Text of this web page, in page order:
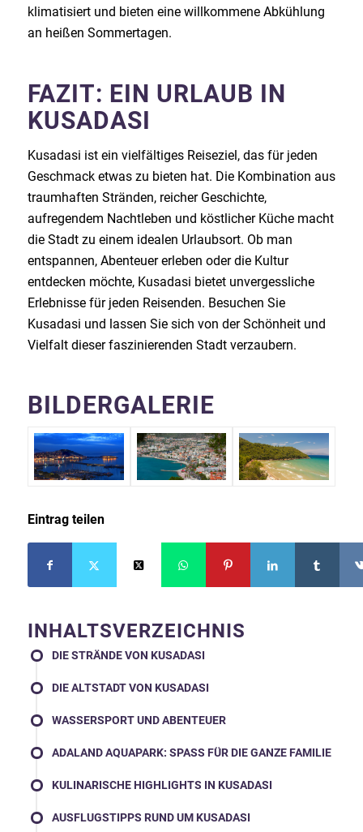
klimatisiert und bieten eine willkommene Abkühlung
an heißen Sommertagen.
FAZIT: EIN URLAUB IN
KUSADASI
Kusadasi ist ein vielfältiges Reiseziel, das für jeden
Geschmack etwas zu bieten hat. Die Kombination aus
traumhaften Stränden, reicher Geschichte,
aufregendem Nachtleben und köstlicher Küche macht
die Stadt zu einem idealen Urlaubsort. Ob man
entspannen, Abenteuer erleben oder die Kultur
entdecken möchte, Kusadasi bietet unvergessliche
Erlebnisse für jeden Reisenden. Besuchen Sie
Kusadasi und lassen Sie sich von der Schönheit und
Vielfalt dieser faszinierenden Stadt verzaubern.
BILDERGALERIE
Eintrag teilen
INHALTSVERZEICHNIS
DIE STRÄNDE VON KUSADASI
DIE ALTSTADT VON KUSADASI
WASSERSPORT UND ABENTEUER
ADALAND AQUAPARK: SPASS FÜR DIE GANZE FAMILIE
KULINARISCHE HIGHLIGHTS IN KUSADASI
AUSFLUGSTIPPS RUND UM KUSADASI